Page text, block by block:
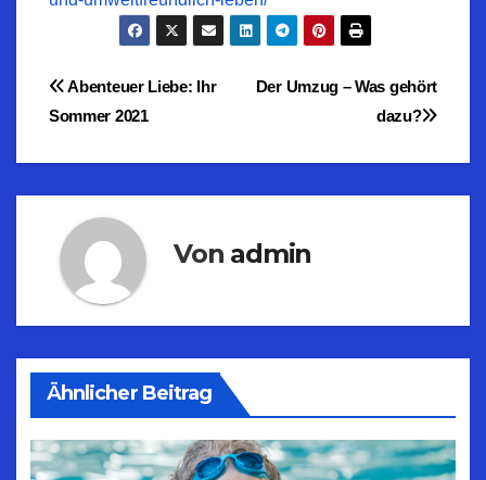
Beitragsnavigation
Der Umzug – Was gehört
dazu?
Abenteuer Liebe: Ihr
Sommer 2021
Von admin
Ähnlicher Beitrag